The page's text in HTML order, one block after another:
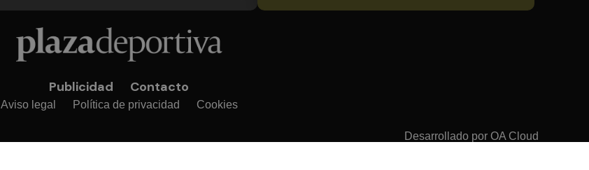
Publicidad Contacto
Aviso legal Política de privacidad Cookies
Desarrollado por OA Cloud